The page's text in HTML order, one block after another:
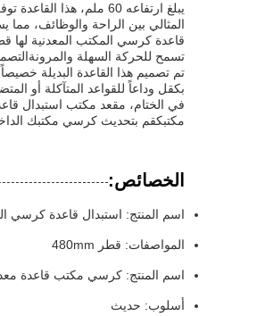
المثالي بين الراحة والوظائف،
تسمح للحركة السهلة
تم تصميم هذا القاعدة البديلة
بكقل وداعاً للقواعد المتآكلة أو
في الختام، مقعد مكتب استبدال
مكتبكقم بتحديث كرسي مكتبك
الخصائص:
اسم المنتج: استبدال قاعدة كرسي
المواصفات: قطر 480mm
اسم المنتج: كرسي مكتب قاعدة
أسلوب: حديث